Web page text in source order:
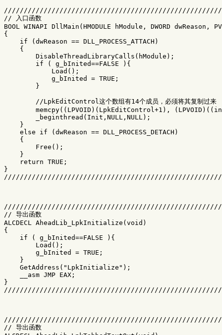
// 入口函数
BOOL WINAPI DllMain(HMODULE hModule, DWORD dwReason,
{
    if (dwReason == DLL_PROCESS_ATTACH)
    {
        DisableThreadLibraryCalls(hModule);
        if ( g_bInited==FALSE ){
            Load();
            g_bInited = TRUE;
        }
//LpkEditControl这个数组有14个成员，必须将其复制
memcpy((LPVOID)(LpkEditControl+1),
        _beginthread(Init,NULL,NULL);
    }
    else if (dwReason == DLL_PROCESS_DETACH)
    {
        Free();
    }
    return TRUE;
}
// 导出函数
ALCDECL AheadLib_LpkInitialize(void)
{
    if ( g_bInited==FALSE ){
        Load();
        g_bInited = TRUE;
    }
    GetAddress("LpkInitialize");
    __asm JMP EAX;
}
// 导出函数